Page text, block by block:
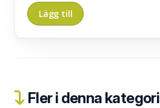
Fler i denna kategori